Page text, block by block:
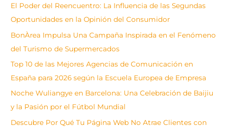
El Poder del Reencuentro: La Influencia de las Segundas
Oportunidades en la Opinión del Consumidor
BonÀrea Impulsa Una Campaña Inspirada en el Fenómeno
del Turismo de Supermercados
Top 10 de las Mejores Agencias de Comunicación en
España para 2026 según la Escuela Europea de Empresa
Noche Wuliangye en Barcelona: Una Celebración de Baijiu
y la Pasión por el Fútbol Mundial
Descubre Por Qué Tu Página Web No Atrae Clientes con